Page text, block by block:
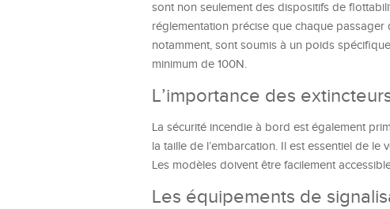
sont non seulement des dispositifs de
réglementation précise que chaque
notamment, sont soumis à un poids
minimum de 100N.
L’importance des
La sécurité incendie à bord est également
la taille de l’embarcation. Il est essentiel de
Les modèles doivent être facilement
Les équipements de